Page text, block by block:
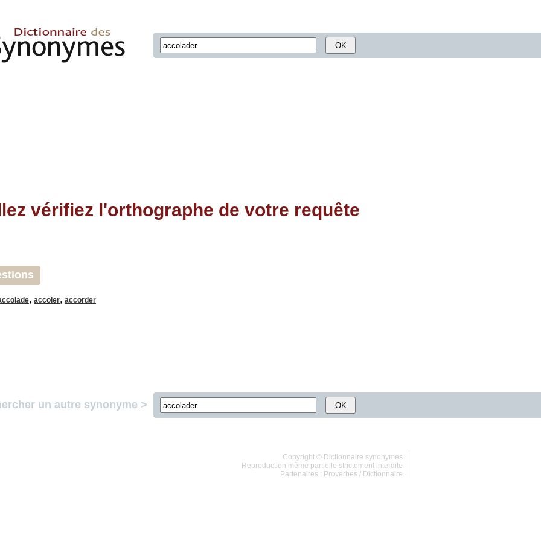
vérifiez l'orthographe de votre requête
, accoler, accorder
un autre synonyme >
Copyright © Dictionnaire synonymes
Reproduction même partielle strictement interdite
Partenaires : Proverbes / Dictionnaire